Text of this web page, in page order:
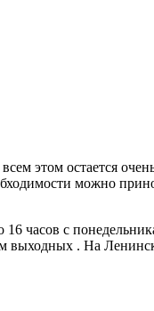
этом остается
можно
часов с
выходных . На